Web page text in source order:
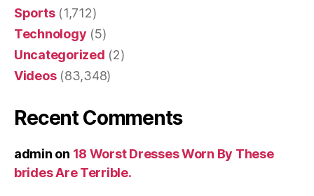
Sports(1,712)
Technology (5)
Uncategorized (2)
Videos(83,348)
Recent Comments
admin on 18 Worst Dresses Worn By These
brides Are Terrible.